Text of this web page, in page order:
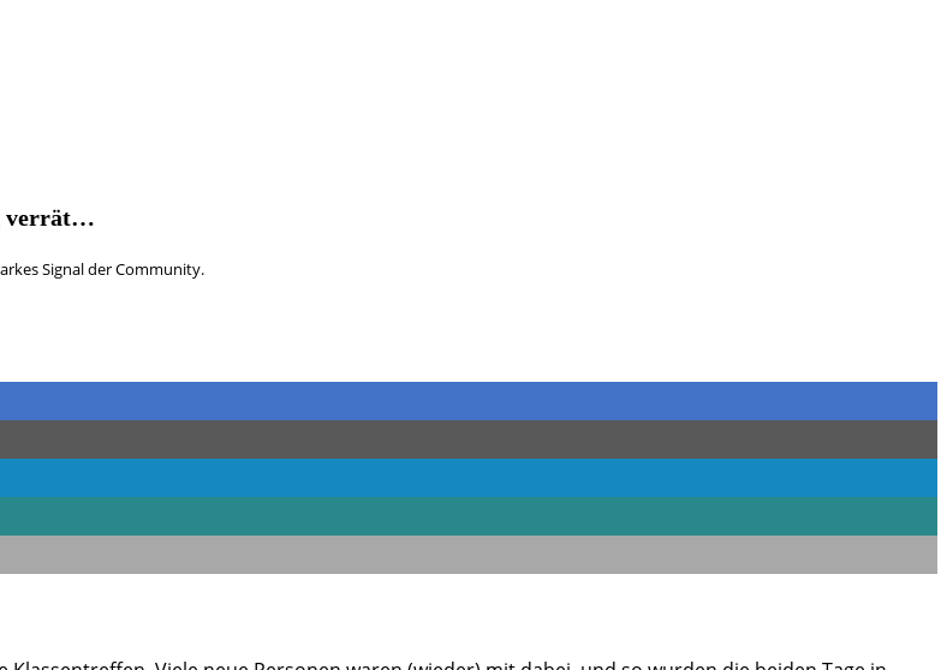
verrät…
Signal der Community.